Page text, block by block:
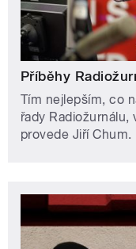
Příběhy
Tím nejlepším, co
řady
provede Jiří Chum.